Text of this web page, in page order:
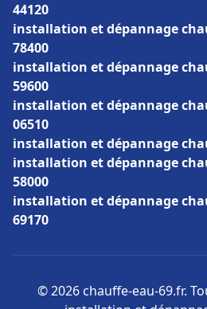
44120
installation et dépannage
78400
installation et dépannage
59600
installation et dépannage
06510
installation et dépannage
installation et dépannage
58000
installation et dépannage
69170
© 2026 chauffe-eau-69.fr.